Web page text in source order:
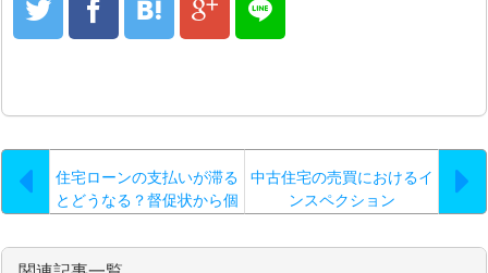
住宅ローンの支払いが滞る
とどうなる？督促状から個
れ、保証会社に移る
中古住宅の売買におけるイ
ンスペクション